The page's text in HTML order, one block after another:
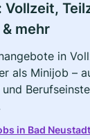
Vollzeit,
mehr
in
als Minijob –
in Bad